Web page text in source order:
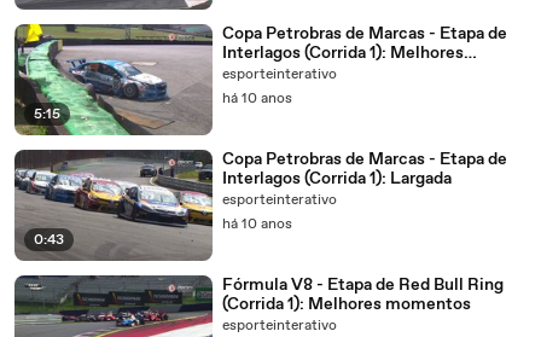
5:15
Copa Petrobras de Marcas - Etapa de
Interlagos (Corrida 1): Melhores
momentos
esporteinterativo
há 10 anos
0:43
Copa Petrobras de Marcas - Etapa de
Interlagos (Corrida 1): Largada
esporteinterativo
há 10 anos
Fórmula V8 - Etapa de Red Bull Ring
(Corrida 1): Melhores momentos
esporteinterativo